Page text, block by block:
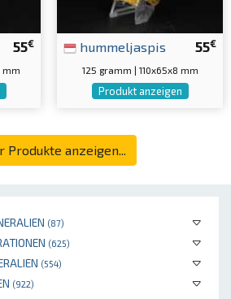
(87)
(625)
(554)
(922)
55€
mm
55€
hummeljaspis
125 gramm | 110x65x8 mm
Produkt anzeigen
Produkte anzeigen...